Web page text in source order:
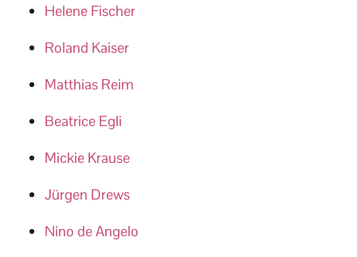
Helene Fischer
Roland Kaiser
Matthias Reim
Beatrice Egli
Mickie Krause
Jürgen Drews
Nino de Angelo